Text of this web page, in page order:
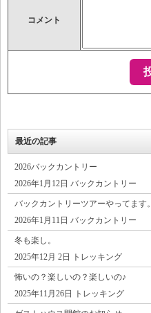
コメント
最近の記事
2026バックカントリー
2026年1月12日 バックカントリー
バックカントリーツアーやってます。
2026年1月11日 バックカントリー
冬も楽し。
2025年12月 2日 トレッキング
怖いの？楽しいの？楽しいの♪
2025年11月26日 トレッキング